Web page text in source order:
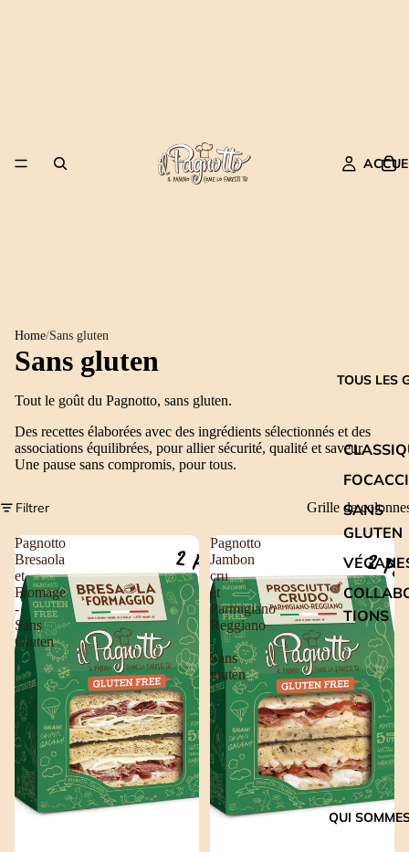
TOUS LES
SANS
GLUTEN
TIONS
QUI
Home/Sans gluten
Sans gluten
Tout le goût du Pagnotto, sans gluten.
Des recettes élaborées avec des ingrédients sélectionnés et des
associations équilibrées, pour allier sécurité, qualité et saveur.
Une pause sans compromis, pour tous.
Filtrer Grille de
Pagnotto
Bresaola
et
Fromage
-
Sans
Gluten
Pagnotto
Jambon
cru
et
Parmigiano
Reggiano
-
Sans
gluten